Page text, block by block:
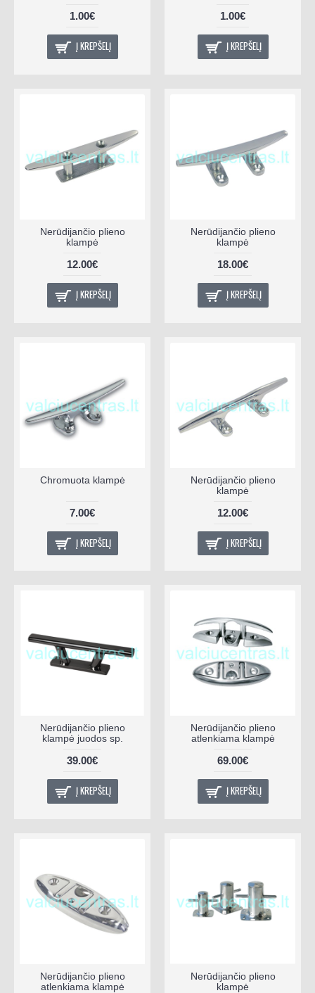
1.00€
Į KREPŠELĮ
1.00€
Į KREPŠELĮ
Nerūdijančio plieno
klampė
12.00€
Į KREPŠELĮ
Nerūdijančio plieno
klampė
18.00€
Į KREPŠELĮ
Chromuota klampė
7.00€
Į KREPŠELĮ
Nerūdijančio plieno
klampė
12.00€
Į KREPŠELĮ
Nerūdijančio plieno
klampė juodos sp.
39.00€
Į KREPŠELĮ
Nerūdijančio plieno
atlenkiama klampė
69.00€
Į KREPŠELĮ
Nerūdijančio plieno
atlenkiama klampė
Nerūdijančio plieno
klampė